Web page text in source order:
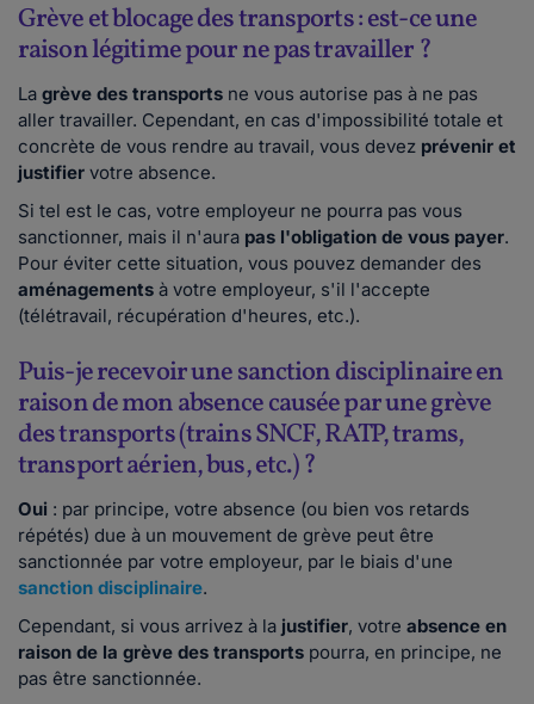
Grève et blocage des transports : est-ce une
raison légitime pour ne pas travailler ?
La grève des transports ne vous autorise pas à ne pas
aller travailler. Cependant, en cas d'impossibilité totale et
concrète de vous rendre au travail, vous devez prévenir et
justifier votre absence.
Si tel est le cas, votre employeur ne pourra pas vous
sanctionner, mais il n'aura pas l'obligation de vous payer.
Pour éviter cette situation, vous pouvez demander des
aménagements à votre employeur, s'il l'accepte
(télétravail, récupération d'heures, etc.).
Puis-je recevoir une sanction disciplinaire en
raison de mon absence causée par une grève
des transports (trains SNCF, RATP, trams,
transport aérien, bus, etc.) ?
Oui : par principe, votre absence (ou bien vos retards
répétés) due à un mouvement de grève peut être
sanctionnée par votre employeur, par le biais d'une
sanction disciplinaire.
Cependant, si vous arrivez à la justifier, votre absence en
raison de la grève des transports pourra, en principe, ne
pas être sanctionnée.